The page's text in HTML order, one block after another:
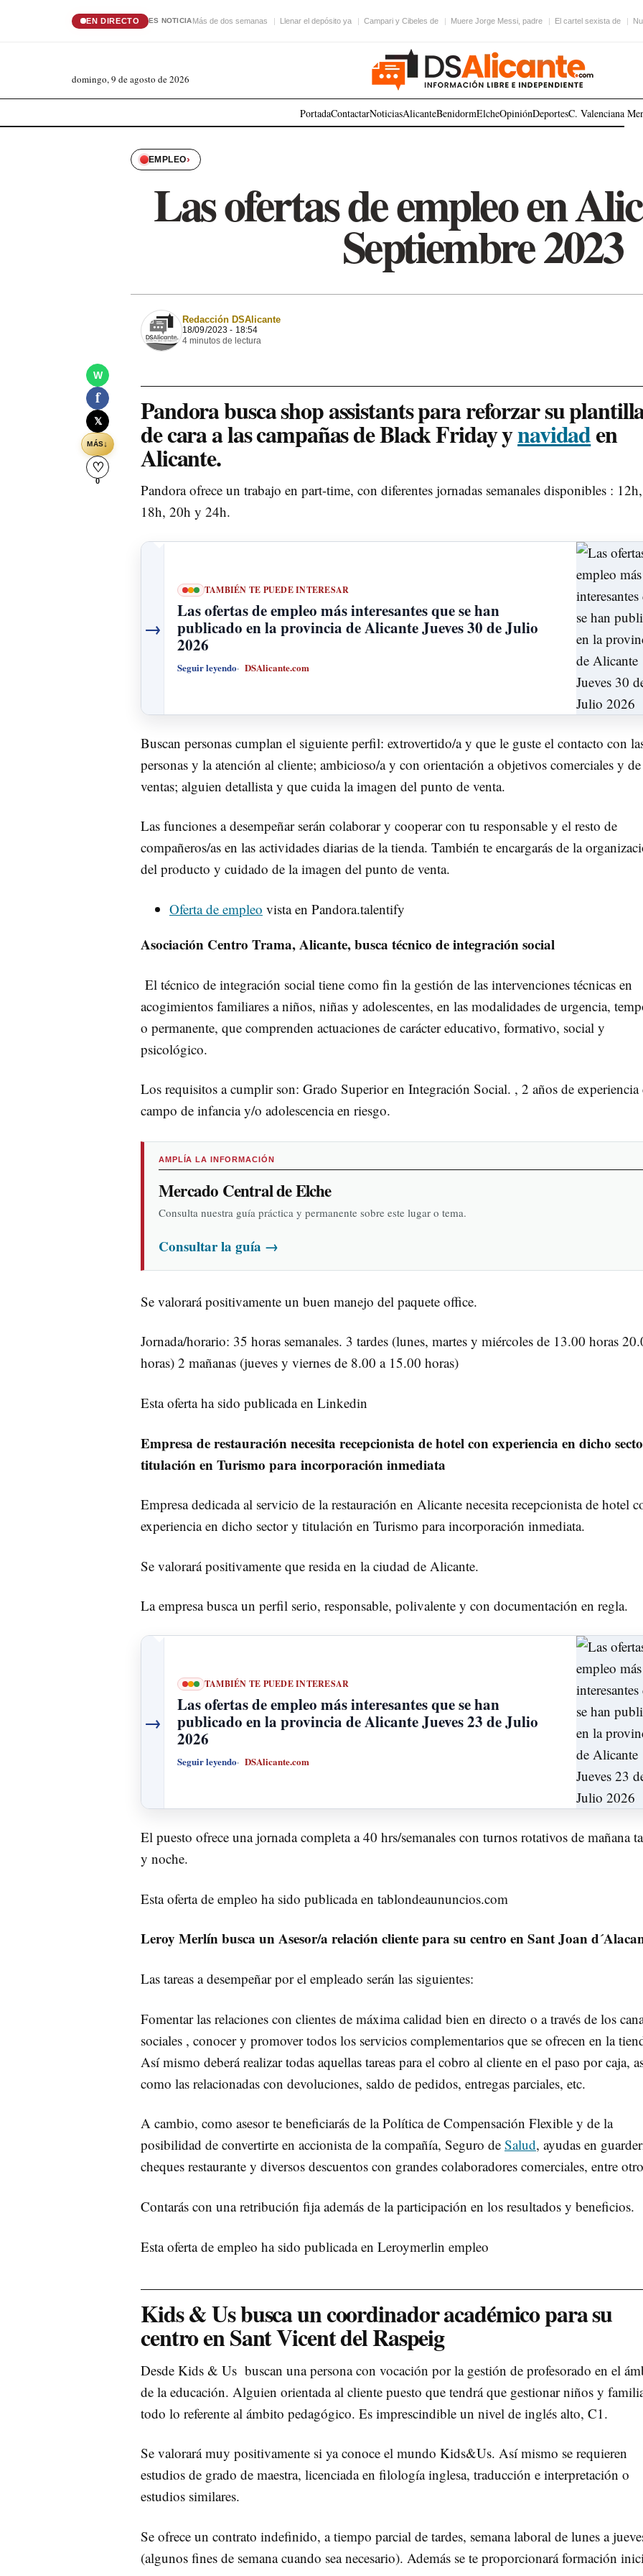
EN DIRECTO ES NOTICIAMás de dos semanas Llenar el depósito ya Campari y Cibeles de Muere Jorge Messi, padre El cartel sexista de
domingo, 9 de agosto de 2026
PortadaContactarNoticiasAlicanteBenidormElcheOpiniónDeportesC. Valenciana
EMPLEO›
Las ofertas de empleo en
Septiembre 2023
W
f
𝕏
MÁS↓
♡
0
Redacción DSAlicante
18/09/2023 - 18:54
4 minutos de lectura
Pandora busca shop assistants para reforzar su
de cara a las campañas de Black Friday ynavidaden
Alicante.
Pandora ofrece un trabajo en part-time, con diferentes jornadas semanales disponibles : 12h,
18h, 20h y 24h.
→
TAMBIÉN TE PUEDE INTERESAR
Las ofertas de empleo más interesantes que se han
publicado en la provincia de Alicante Jueves 30 de Julio
2026
Seguir leyendo DSAlicante.com
Buscan personas cumplan el siguiente perfil: extrovertido/a y que le guste el contacto con
personas y la atención al cliente; ambicioso/a y con orientación a objetivos comerciales y de
ventas; alguien detallista y que cuida la imagen del punto de venta.
Las funciones a desempeñar serán colaborar y cooperar con tu responsable y el resto de
compañeros/as en las actividades diarias de la tienda. También te encargarás de la
del producto y cuidado de la imagen del punto de venta.
Oferta de empleo vista en Pandora.talentify
Asociación Centro Trama, Alicante, busca técnico de integración social
El técnico de integración social tiene como fin la gestión de las intervenciones técnicas en
acogimientos familiares a niños, niñas y adolescentes, en las modalidades de urgencia,
o permanente, que comprenden actuaciones de carácter educativo, formativo, social y
psicológico.
Los requisitos a cumplir son: Grado Superior en Integración Social. , 2 años de experiencia
campo de infancia y/o adolescencia en riesgo.
AMPLÍA LA INFORMACIÓN
Mercado Central de Elche
Consulta nuestra guía práctica y permanente sobre este lugar o tema.
Consultar la guía →
Se valorará positivamente un buen manejo del paquete office.
Jornada/horario: 35 horas semanales. 3 tardes (lunes, martes y miércoles de 13.00 horas
horas) 2 mañanas (jueves y viernes de 8.00 a 15.00 horas)
Esta oferta ha sido publicada en Linkedin
Empresa de restauración necesita recepcionista de hotel con experiencia en dicho
titulación en Turismo para incorporación inmediata
Empresa dedicada al servicio de la restauración en Alicante necesita recepcionista de hotel
experiencia en dicho sector y titulación en Turismo para incorporación inmediata.
Se valorará positivamente que resida en la ciudad de Alicante.
La empresa busca un perfil serio, responsable, polivalente y con documentación en regla.
→
TAMBIÉN TE PUEDE INTERESAR
Las ofertas de empleo más interesantes que se han
publicado en la provincia de Alicante Jueves 23 de Julio
2026
Seguir leyendo DSAlicante.com
El puesto ofrece una jornada completa a 40 hrs/semanales con turnos rotativos de mañana
y noche.
Esta oferta de empleo ha sido publicada en tablondeaununcios.com
Leroy Merlín busca un Asesor/a relación cliente para su centro en Sant Joan
Las tareas a desempeñar por el empleado serán las siguientes:
Fomentar las relaciones con clientes de máxima calidad bien en directo o a través de los
sociales , conocer y promover todos los servicios complementarios que se ofrecen en la
Así mismo deberá realizar todas aquellas tareas para el cobro al cliente en el paso por caja,
como las relacionadas con devoluciones, saldo de pedidos, entregas parciales, etc.
A cambio, como asesor te beneficiarás de la Política de Compensación Flexible y de la
posibilidad de convertirte en accionista de la compañía, Seguro de Salud, ayudas en
cheques restaurante y diversos descuentos con grandes colaboradores comerciales, entre
Contarás con una retribución fija además de la participación en los resultados y beneficios.
Esta oferta de empleo ha sido publicada en Leroymerlin empleo
Kids & Us busca un coordinador académico para su
centro en Sant Vicent del Raspeig
Desde Kids & Us buscan una persona con vocación por la gestión de profesorado en el
de la educación. Alguien orientada al cliente puesto que tendrá que gestionar niños y
todo lo referente al ámbito pedagógico. Es imprescindible un nivel de inglés alto, C1.
Se valorará muy positivamente si ya conoce el mundo Kids&Us. Así mismo se requieren
estudios de grado de maestra, licenciada en filología inglesa, traducción e interpretación o
estudios similares.
Se ofrece un contrato indefinido, a tiempo parcial de tardes, semana laboral de lunes a
(algunos fines de semana cuando sea necesario). Además se te proporcionará formación